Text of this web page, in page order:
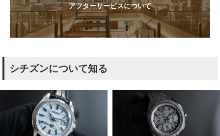
アフターサービスについて
シチズンについて知る